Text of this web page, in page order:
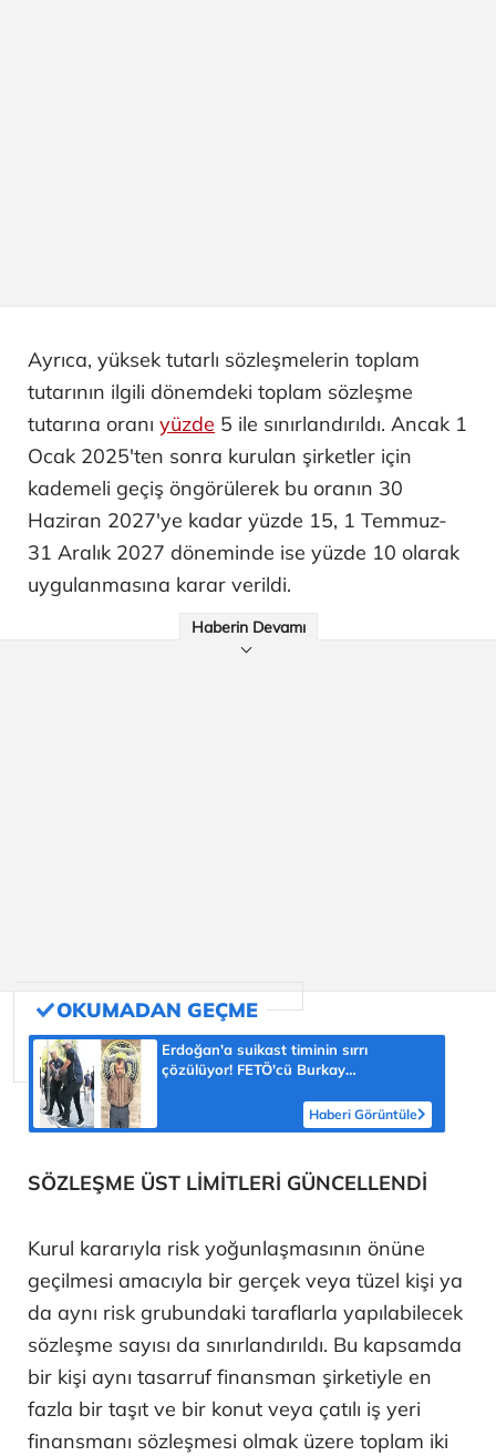
Ayrıca, yüksek tutarlı sözleşmelerin toplam
tutarının ilgili dönemdeki toplam sözleşme
tutarına oranı yüzde 5 ile sınırlandırıldı. Ancak 1
Ocak 2025'ten sonra kurulan şirketler için
kademeli geçiş öngörülerek bu oranın 30
Haziran 2027'ye kadar yüzde 15, 1 Temmuz-
31 Aralık 2027 döneminde ise yüzde 10 olarak
uygulanmasına karar verildi.
Haberin Devamı
Erdoğan'a suikast timinin sırrı
çözülüyor! FETÖ'cü Burkay
Haberi Görüntüle
SÖZLEŞME ÜST LİMİTLERİ GÜNCELLENDİ
Kurul kararıyla risk yoğunlaşmasının önüne
geçilmesi amacıyla bir gerçek veya tüzel kişi ya
da aynı risk grubundaki taraflarla yapılabilecek
sözleşme sayısı da sınırlandırıldı. Bu kapsamda
bir kişi aynı tasarruf finansman şirketiyle en
fazla bir taşıt ve bir konut veya çatılı iş yeri
finansmanı sözleşmesi olmak üzere toplam iki